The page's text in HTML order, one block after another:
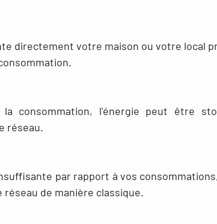
directement votre maison ou votre local
consommation, l'énergie peut être
réseau.
par rapport à vos
de manière classique.